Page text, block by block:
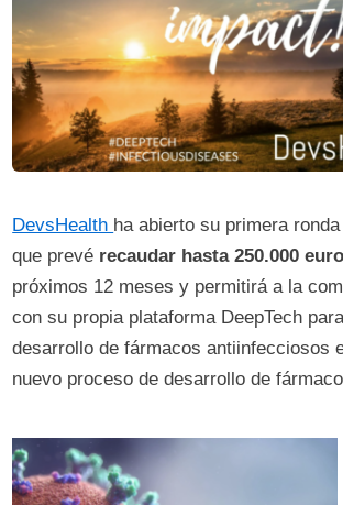
DevsHealth ha abierto su primera
que prevé recaudar hasta 250.000
próximos 12 meses y permitirá a la
con su propia plataforma DeepTech
desarrollo de fármacos antiinfecciosos
nuevo proceso de desarrollo de